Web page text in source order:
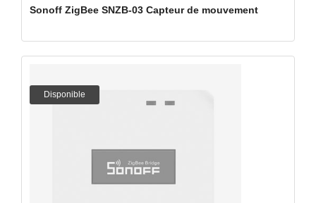
Sonoff ZigBee SNZB-03 Capteur de mouvement
Disponible